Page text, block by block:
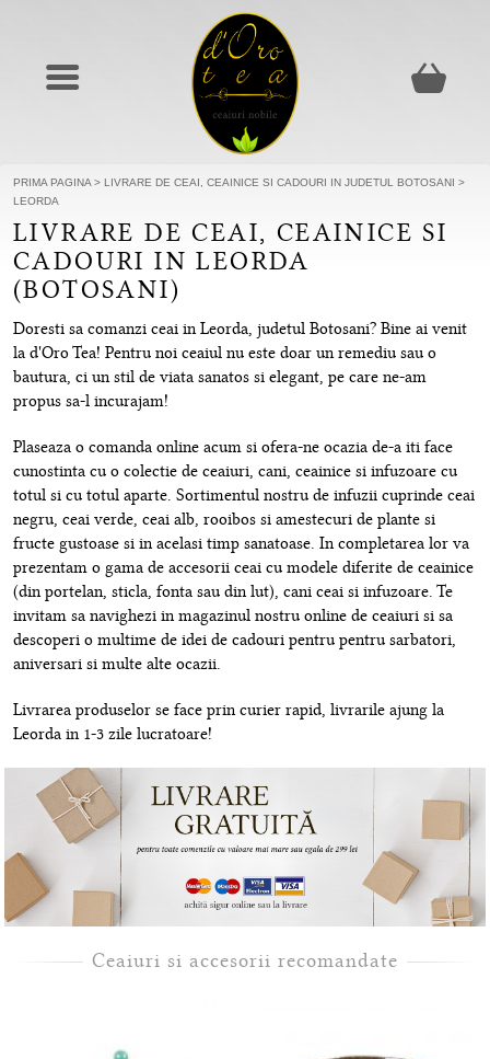
PRIMA PAGINA > LIVRARE DE CEAI, CEAINICE SI CADOURI IN JUDETUL BOTOSANI >
LEORDA
LIVRARE DE CEAI, CEAINICE SI
CADOURI IN LEORDA
(BOTOSANI)
Doresti sa comanzi ceai in Leorda, judetul Botosani? Bine ai venit
la d'Oro Tea! Pentru noi ceaiul nu este doar un remediu sau o
bautura, ci un stil de viata sanatos si elegant, pe care ne-am
propus sa-l incurajam!
Plaseaza o comanda online acum si ofera-ne ocazia de-a iti face
cunostinta cu o colectie de ceaiuri, cani, ceainice si infuzoare cu
totul si cu totul aparte. Sortimentul nostru de infuzii cuprinde ceai
negru, ceai verde, ceai alb, rooibos si amestecuri de plante si
fructe gustoase si in acelasi timp sanatoase. In completarea lor va
prezentam o gama de accesorii ceai cu modele diferite de ceainice
(din portelan, sticla, fonta sau din lut), cani ceai si infuzoare. Te
invitam sa navighezi in magazinul nostru online de ceaiuri si sa
descoperi o multime de idei de cadouri pentru pentru sarbatori,
aniversari si multe alte ocazii.
Livrarea produselor se face prin curier rapid, livrarile ajung la
Leorda in 1-3 zile lucratoare!
Ceaiuri si accesorii recomandate